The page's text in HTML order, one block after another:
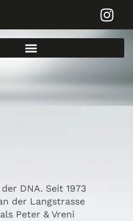
DNA. Seit 1973
der Langstrasse
Peter & Vreni